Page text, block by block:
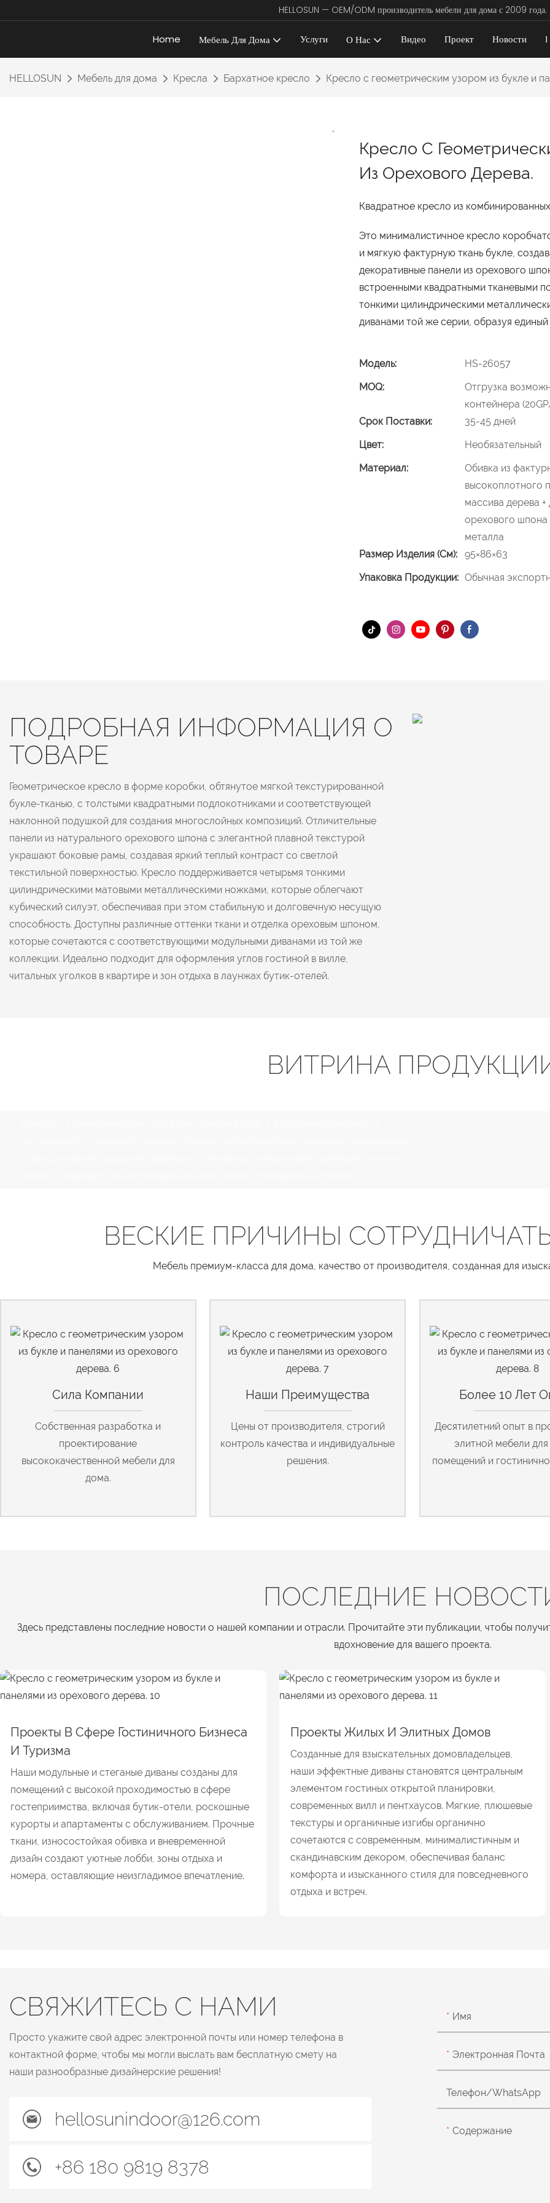
HELLOSUN — OEM/ODM производитель мебели для дома с 2009 года.
Home Мебель Для Дома Услуги О Нас Видео Проект Новости
HELLOSUN Мебель для дома Кресла Бархатное кресло Кресло с геометрическим узором из букле и
Кресло С
Из Орехового Дерева.
Квадратное кресло из
Это минималистичное кресло
и мягкую фактурную ткань букле,
декоративные панели из орехового
встроенными квадратными тканевыми
тонкими цилиндрическими
диванами той же серии, образуя
Модель:
HS-26057
MOQ:
Отгрузка
контейнера
Срок Поставки:
35-45 дней
Цвет:
Необязательный
Материал:
Обивка из
высокоплотного
массива дерева
орехового шпона
металла
Размер Изделия (см):
95×86×63
Упаковка Продукции: Обычная
ПОДРОБНАЯ ИНФОРМАЦИЯ О
ТОВАРЕ
Геометрическое кресло в форме коробки, обтянутое мягкой текстурированной
букле-тканью, с толстыми квадратными подлокотниками и соответствующей
наклонной подушкой для создания многослойных композиций. Отличительные
панели из натурального орехового шпона с элегантной плавной текстурой
украшают боковые рамы, создавая яркий теплый контраст со светлой
текстильной поверхностью. Кресло поддерживается четырьмя тонкими
цилиндрическими матовыми металлическими ножками, которые облегчают
кубический силуэт, обеспечивая при этом стабильную и долговечную несущую
способность. Доступны различные оттенки ткани и отделка ореховым шпоном,
которые сочетаются с соответствующими модульными диванами из той же
коллекции. Идеально подходит для оформления углов гостиной в вилле,
читальных уголков в квартире и зон отдыха в лаунжах бутик-отелей.
ВИТРИНА
ВЕСКИЕ ПРИЧИНЫ СОТРУДНИЧАТЬ
Мебель премиум-класса для дома, качество от производителя, созданная для
Сила Компании
Собственная разработка и
проектирование
высококачественной мебели для
дома.
Наши Преимущества
Цены от производителя, строгий
контроль качества и индивидуальные
решения.
Более 10 Лет
Десятилетний опыт в
элитной мебели
помещений и
ПОСЛЕДНИЕ
Здесь представлены последние новости о нашей компании и отрасли. Прочитайте эти публикации, чтобы
вдохновение для вашего проекта.
Проекты В Сфере Гостиничного Бизнеса
И Туризма
Наши модульные и стеганые диваны созданы для
помещений с высокой проходимостью в сфере
гостеприимства, включая бутик-отели, роскошные
курорты и апартаменты с обслуживанием. Прочные
ткани, износостойкая обивка и вневременной
дизайн создают уютные лобби, зоны отдыха и
номера, оставляющие неизгладимое впечатление.
Проекты Жилых И Элитных Домов
Созданные для взыскательных домовладельцев,
наши эффектные диваны становятся центральным
элементом гостиных открытой планировки,
современных вилл и пентхаусов. Мягкие, плюшевые
текстуры и органичные изгибы органично
сочетаются с современным, минималистичным и
скандинавским декором, обеспечивая баланс
комфорта и изысканного стиля для повседневного
отдыха и встреч.
СВЯЖИТЕСЬ С НАМИ
Просто укажите свой адрес электронной почты или номер телефона в
контактной форме, чтобы мы могли выслать вам бесплатную смету на
наши разнообразные дизайнерские решения!
hellosunindoor@126.com
+86 180 9819 8378
Имя
Электронная Почта
Телефон/WhatsApp
Содержание